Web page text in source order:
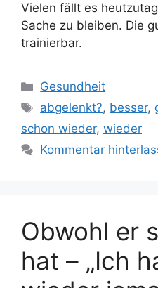
Vielen fällt es
Sache zu bleiben. Die
trainierbar.
Kategorien
Gesundheit
Schlagwörter
abgelenkt?, besser,
schon wieder, wieder
Kommentar
Obwohl er
hat – „Ich